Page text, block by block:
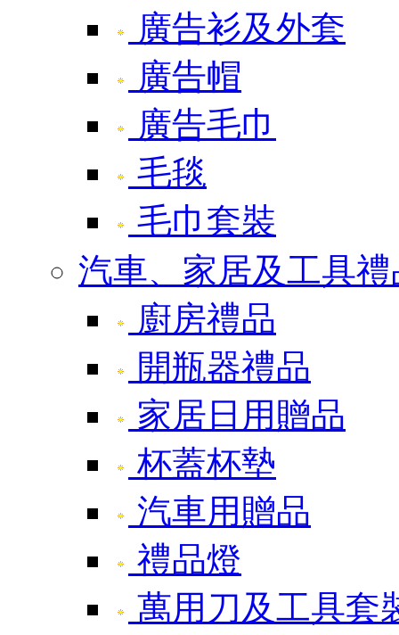
廣告衫及外套
廣告帽
廣告毛巾
毛毯
毛巾套裝
汽車、家居及工具禮
廚房禮品
開瓶器禮品
家居日用贈品
杯蓋杯墊
汽車用贈品
禮品燈
萬用刀及工具套